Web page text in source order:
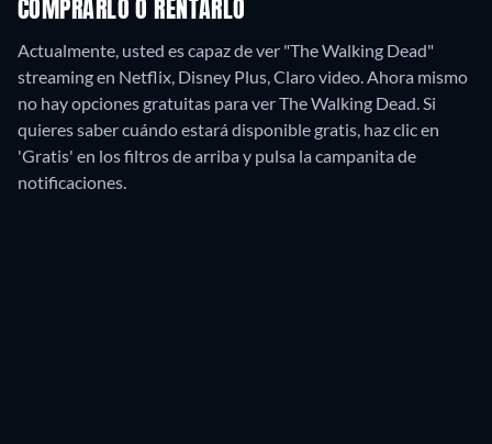
COMPRARLO O RENTARLO
Actualmente, usted es capaz de ver "The Walking Dead"
streaming en Netflix, Disney Plus, Claro video.Ahora mismo
no hay opciones gratuitas para ver The Walking Dead. Si
quieres saber cuándo estará disponible gratis, haz clic en
'Gratis' en los filtros de arriba y pulsa la campanita de
notificaciones.